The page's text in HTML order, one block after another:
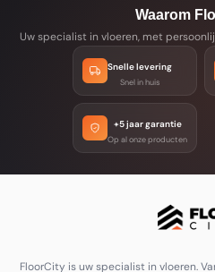
Waarom
Uw specialist in vloeren, met
Snelle levering
Snel in huis
+5 jaar garantie
Op al onze producten
FloorCity is uw specialist in vloeren.